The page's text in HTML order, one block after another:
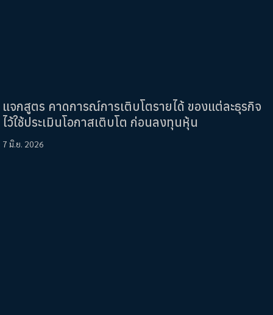
แจกสูตร คาดการณ์การเติบโตรายได้ ของแต่ละธุรกิจ
ไว้ใช้ประเมินโอกาสเติบโต ก่อนลงทุนหุ้น
7 มิ.ย. 2026